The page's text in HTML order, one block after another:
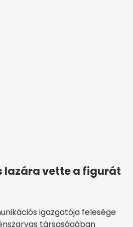
lazára vette a figurát
igazgatója felesége
társaságában